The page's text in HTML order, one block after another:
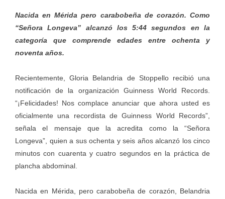
Nacida en Mérida pero carabobeña de corazón. Como
“Señora Longeva” alcanzó los 5:44 segundos en la
categoría que comprende edades entre ochenta y
noventa años.
Recientemente, Gloria Belandria de Stoppello recibió una
notificación de la organización Guinness World Records.
“¡Felicidades! Nos complace anunciar que ahora usted es
oficialmente una recordista de Guinness World Records”,
señala el mensaje que la acredita como la “Señora
Longeva”, quien a sus ochenta y seis años alcanzó los cinco
minutos con cuarenta y cuatro segundos en la práctica de
plancha abdominal.
Nacida en Mérida, pero carabobeña de corazón, Belandria